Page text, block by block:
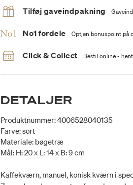
Tilføj gaveindpakning
No1 fordele Optjen bonuspoint på
Click & Collect Bestil online -
DETALJER
Produktnummer: 4006528040135
Farve: sort
Materiale: bøgetræ
Mål: H: 20 x L: 14 x B: 9 cm
Kaffekværn, manuel, konisk kværn i